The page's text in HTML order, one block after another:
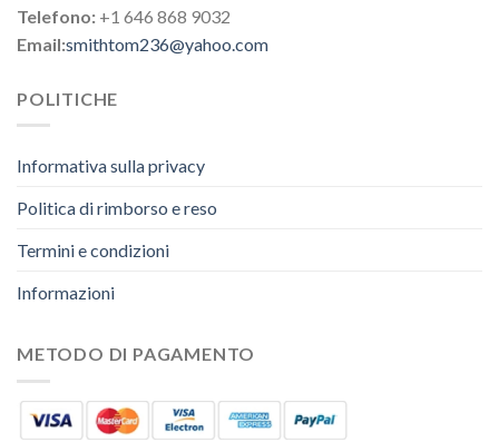
Telefono: +1 646 868 9032
Email:smithtom236@yahoo.com
POLITICHE
Informativa sulla privacy
Politica di rimborso e reso
Termini e condizioni
Informazioni
METODO DI PAGAMENTO